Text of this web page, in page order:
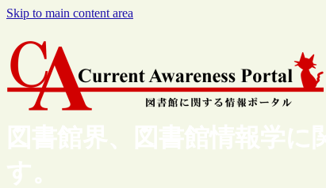
Skip to main content area
図書館界、図書館情報学
す。